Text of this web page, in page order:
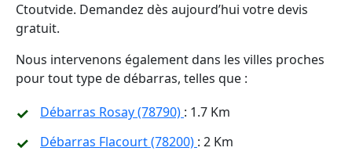
Ctoutvide. Demandez dès aujourd’hui votre devis
gratuit.
Nous intervenons également dans les villes proches
pour tout type de débarras, telles que :
Débarras Rosay (78790) : 1.7 Km
Débarras Flacourt (78200) : 2 Km